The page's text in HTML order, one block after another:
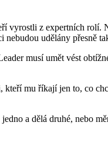
vyrostli z expertních
udělány přesně
musí umět vést
mu říkají jen to, co
a dělá druhé, nebo